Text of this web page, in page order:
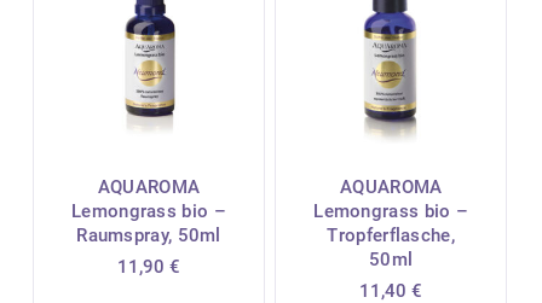
AQUAROMA
Lemongrass bio –
Raumspray, 50ml
11,90 €
AQUAROMA
Lemongrass bio –
Tropferflasche,
50ml
11,40€